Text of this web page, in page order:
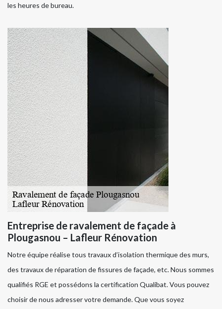
les heures de bureau.
Entreprise de ravalement de façade à
Plougasnou – Lafleur Rénovation
Notre équipe réalise tous travaux d’isolation thermique des murs,
des travaux de réparation de fissures de façade, etc. Nous sommes
qualifiés RGE et possédons la certification Qualibat. Vous pouvez
choisir de nous adresser votre demande. Que vous soyez